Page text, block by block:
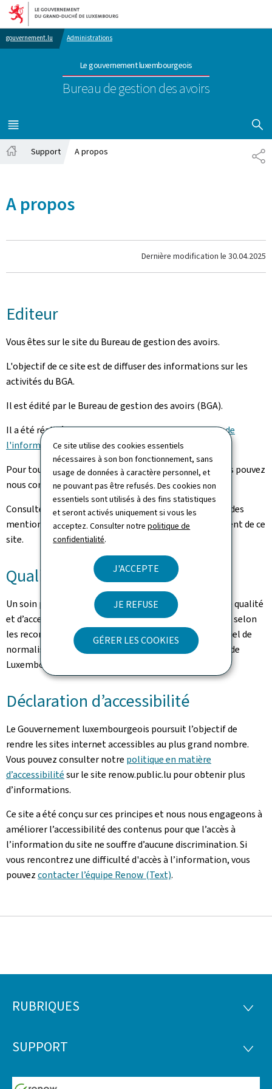
Ce site utilise des cookies essentiels
nécessaires à son bon fonctionnement, sans
usage de données à caractère personnel, et
ne pouvant pas être refusés. Des cookies non
essentiels sont utilisés à des fins statistiques
et seront activés uniquement si vous les
acceptez. Consulter notrepolitique de
confidentialité.
J'ACCEPTE
JE REFUSE
GÉRER LES COOKIES
Aller au menu principal
Aller au contenu
gouvernement.lu Administrations
Le gouvernement luxembourgeois
Bureau de gestion des avoirs
MENU
PRINCIPAL
Support A propos
A propos
Dernière modification le 30.04.2025
Editeur
Vous êtes sur le site du Bureau de gestion des avoirs.
L'objectif de ce site est de diffuser des informations sur les
activités du BGA.
Il est édité par le Bureau de gestion des avoirs (BGA).
Il a été réalisé avec l'aide duCentre des technologies de
l'information de l'Etat (CTIE).
Pour toute question sur ce portail et son contenu, vous pouvez
nous contacter via notreformulaire de contact
Consultez lanotice légalepour prendre connaissance des
mentions légales et des informations sur l’hébergement de ce
site.
Qualité
Un soin particulier a été pris pour garantir un niveau de qualité
et d’accessibilité satisfaisant. Ce portail est développé selon
les recommandations du référentiel Renow (Référentiel de
normalisation web du gouvernement du Grand-Duché de
Luxembourg).
Déclaration d’accessibilité
Le Gouvernement luxembourgeois poursuit l’objectif de
rendre les sites internet accessibles au plus grand nombre.
Vous pouvez consulter notre politique en matière
d’accessibilitésur le site renow.public.lu pour obtenir plus
d’informations.
Ce site a été conçu sur ces principes et nous nous engageons à
améliorer l’accessibilité des contenus pour que l’accès à
l’information du site ne souffre d’aucune discrimination. Si
vous rencontrez une difficulté d'accès à l’information, vous
pouvezcontacter l’équipe Renow (Text).
Pied
page
RUBRIQUES
SUPPORT